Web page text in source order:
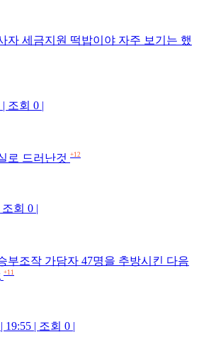
자 세금지원 떡밥이야 자주 보기는 했
| 조회 0 |
로 드러난것 +12
조회 0 |
부조작 가담자 47명을 추방시킨 다음
+11
| 19:55 | 조회 0 |